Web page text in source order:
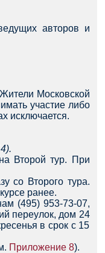
авторов и
Московской
участие либо
исключается.
Второй тур. При
со Второго тура.
ранее.
(495) 953-73-07,
переулок, дом 24
в срок с 15
Приложение 8).